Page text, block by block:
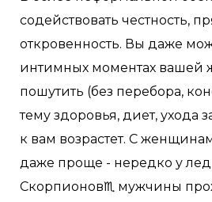
содействовать честность,
откровенность. Вы даже
интимных моментах вашей
пошутить (без перебора,
тему здоровья, диет, ухода
к вам возрастет. С
даже проще - нередко у
Скорпионов♏ мужчины